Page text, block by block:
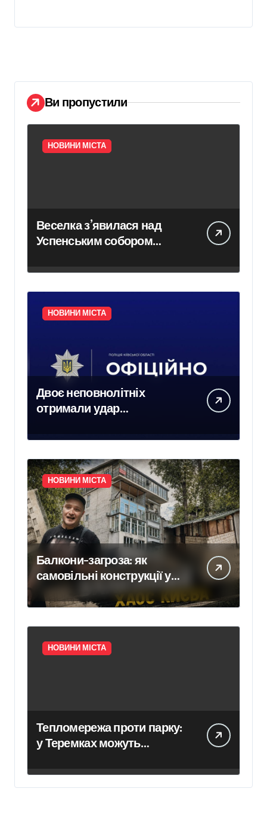
Ви пропустили
НОВИНИ МІСТА
Веселка з’явилася над
Успенським собором
НОВИНИ МІСТА
Двоє неповнолітніх
отримали удар
залізничних коліях у
НОВИНИ МІСТА
Балкони-загроза: як
самовільні конструкції у
Києві псують фасади
будинків і ставлять під
НОВИНИ МІСТА
Тепломережа проти парку:
у Теремках можуть